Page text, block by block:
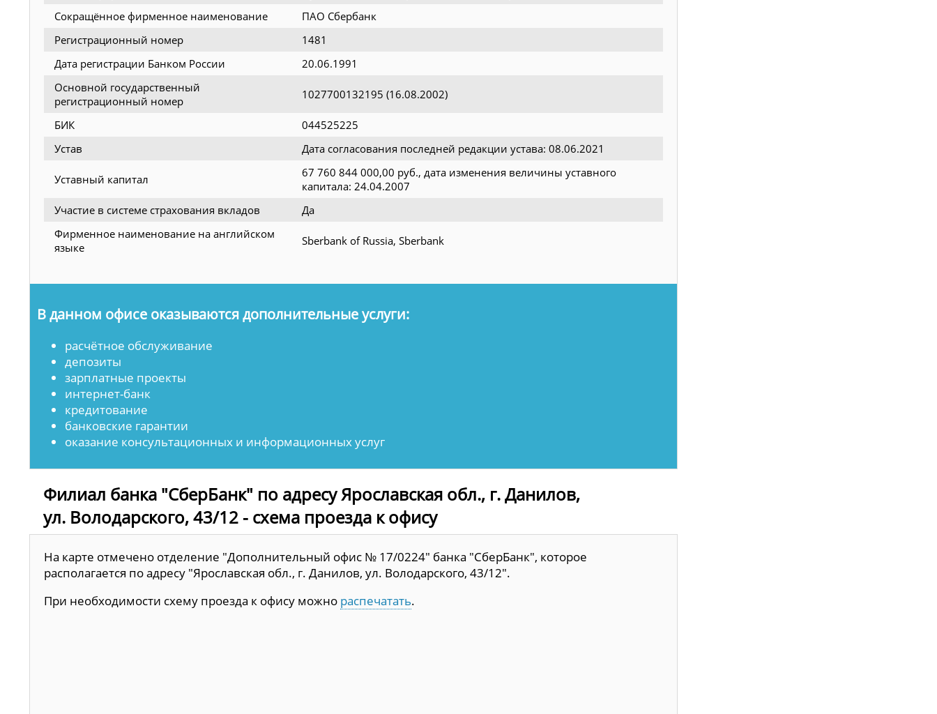
Сокращённое фирменное наименование
ПАО Сбербанк
Регистрационный номер
1481
Дата регистрации Банком России
20.06.1991
Основной государственный
регистрационный номер
1027700132195 (16.08.2002)
БИК
044525225
Устав
Дата согласования последней редакции устава: 08.06.2021
Уставный капитал
67 760 844 000,00 руб., дата изменения величины уставного
капитала: 24.04.2007
Участие в системе страхования вкладов
Да
Фирменное наименование на английском
языке
Sberbank of Russia, Sberbank
В данном офисе оказываются дополнительные услуги:
расчётное обслуживание
депозиты
зарплатные проекты
интернет-банк
кредитование
банковские гарантии
оказание консультационных и информационных услуг
Филиал банка "СберБанк" по адресу Ярославская обл., г. Данилов,
ул. Володарского, 43/12 - схема проезда к офису
На карте отмечено отделение "Дополнительный офис № 17/0224" банка "СберБанк", которое
располагается по адресу "Ярославская обл., г. Данилов, ул. Володарского, 43/12".
При необходимости схему проезда к офису можно распечатать.